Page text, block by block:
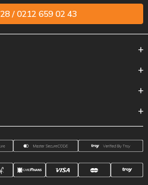
/ 0212 659 02 43